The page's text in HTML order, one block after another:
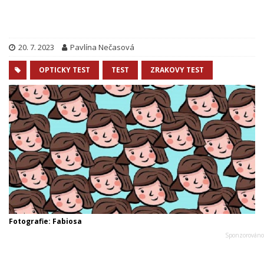
20. 7. 2023 Pavlína Nečasová
OPTICKY TEST TEST ZRAKOVY TEST
Fotografie: Fabiosa